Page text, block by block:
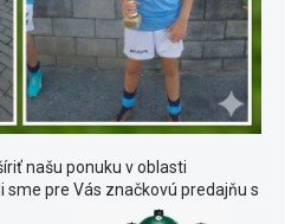
našu ponuku v oblasti
pre Vás značkovú predajňu s